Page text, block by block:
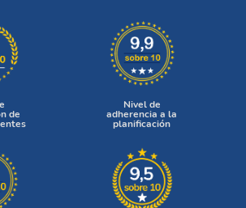
de
Nivel de
adherencia a la
planificación